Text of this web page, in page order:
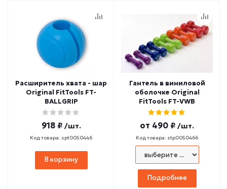
Расширитель хвата - шар
Original FitTools FT-
BALLGRIP
918 ₽ /шт.
Код товара: spt0050446
В корзину
Гантель в виниловой
оболочке Original
FitTools FT-VWB
от 490 ₽ /шт.
Код товара: stp0050466
Подробнее